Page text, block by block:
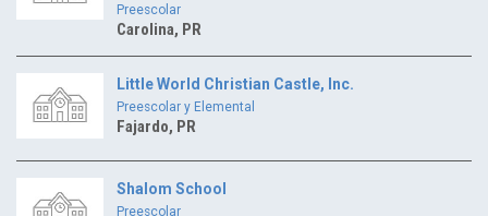
Preescolar
Carolina, PR
Little World Christian Castle, Inc.
Preescolar y Elemental
Fajardo, PR
Shalom School
Preescolar